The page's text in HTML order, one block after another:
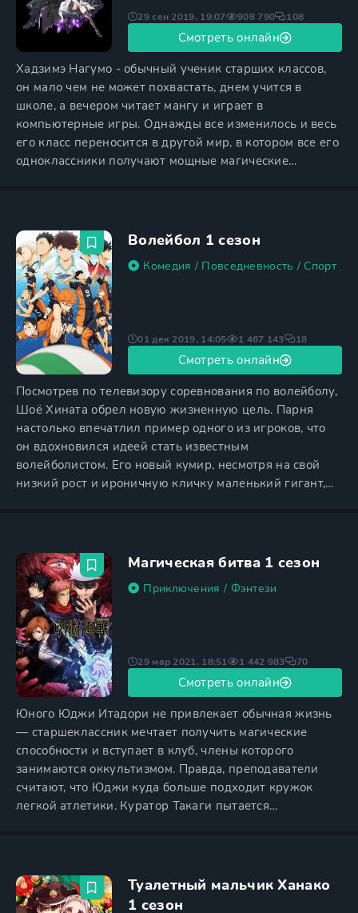
Хадзимэ Нагумо - обычный ученик старших классов,
он мало чем не может похвастать, днем учится в
школе, а вечером читает мангу и играет в
компьютерные игры. Однажды все изменилось и весь
его класс переносится в другой мир, в котором все его
одноклассники получают мощные магические
«Синергист». Во время похода в подземелье Оркус,
весь класс попадает
29 сен 2019, 19:07 908 790 108
Смотреть онлайн
Волейбол 1 сезон
Комедия / Повседневность / Спорт
Посмотрев по телевизору соревнования по волейболу,
Шоё Хината обрел новую жизненную цель. Парня
настолько впечатлил пример одного из игроков, что
он вдохновился идеей стать известным
волейболистом. Его новый кумир, несмотря на свой
низкий рост и ироничную кличку маленький гигант,
видит самого себя. Решив не откладывать воплощение
своей мечты в
01 дек 2019, 14:05 1 467 143 18
Смотреть онлайн
Магическая битва 1 сезон
Приключения / Фэнтези
Юного Юджи Итадори не привлекает обычная жизнь
— старшеклассник мечтает получить магические
способности и вступает в клуб, члены которого
занимаются оккультизмом. Правда, преподаватели
считают, что Юджи куда больше подходит кружок
легкой атлетики. Куратор Такаги пытается
школьника, из-за чего у Юджи возникают серьезные
проблемы. Куратор спортивного клуба
29 мар 2021, 18:51 1 442 983 70
Смотреть онлайн
Туалетный мальчик Ханако
1 сезон